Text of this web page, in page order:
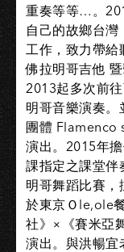
重奏等等…。
自己的故鄉台
工作，致力帶給
佛拉明哥吉他
2013起多次前
明哥音樂演奏。
團體 Flamenco
演出。2015年
課指定之課堂伴
明哥舞蹈比賽，
於東京Ｏle,ole
社》×《賽米亞
演出。與洪暢宜